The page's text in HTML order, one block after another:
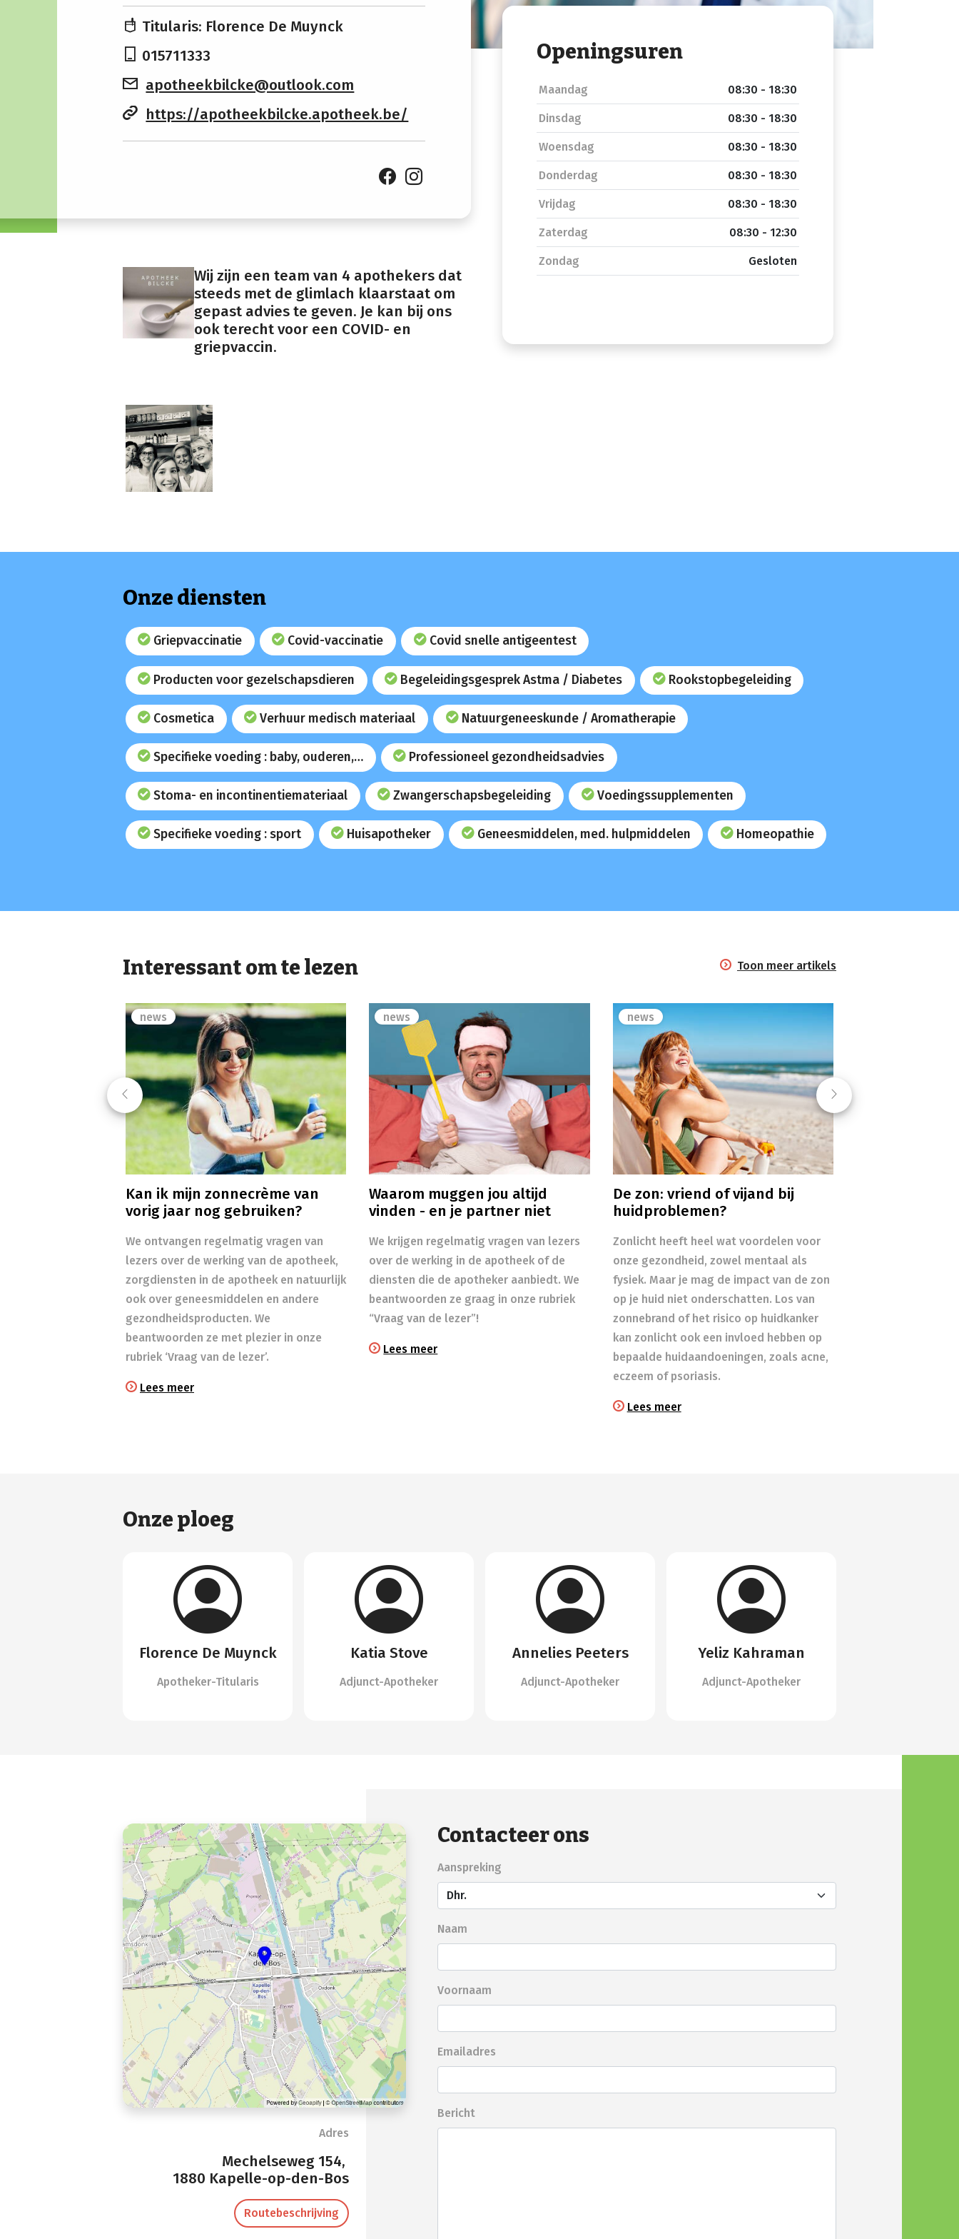
Titularis: Florence De Muynck
015711333
apotheekbilcke@outlook.com
https://apotheekbilcke.apotheek.be/
Openingsuren
Maandag 08:30 - 18:30
Dinsdag 08:30 - 18:30
Woensdag 08:30 - 18:30
Donderdag 08:30 - 18:30
Vrijdag 08:30 - 18:30
Zaterdag 08:30 - 12:30
Zondag Gesloten
Wij zijn een team van 4 apothekers dat
steeds met de glimlach klaarstaat om
gepast advies te geven. Je kan bij ons
ook terecht voor een COVID- en
griepvaccin.
Onze diensten
Griepvaccinatie Covid-vaccinatie Covid snelle antigeentest
Producten voor gezelschapsdieren Begeleidingsgesprek Astma / Diabetes Rookstopbegeleiding
Cosmetica Verhuur medisch materiaal Natuurgeneeskunde / Aromatherapie
Specifieke voeding : baby, ouderen,… Professioneel gezondheidsadvies
Stoma- en incontinentiemateriaal Zwangerschapsbegeleiding Voedingssupplementen
Specifieke voeding : sport Huisapotheker Geneesmiddelen, med. hulpmiddelen Homeopathie
Interessant om te lezen Toon meer artikels
Previous Next
news
Kan ik mijn zonnecrème van
vorig jaar nog gebruiken?
We ontvangen regelmatig vragen van
lezers over de werking van de apotheek,
zorgdiensten in de apotheek en natuurlijk
ook over geneesmiddelen en andere
gezondheidsproducten. We
beantwoorden ze met plezier in onze
rubriek ‘Vraag van de lezer’.
Lees meer
news
Waarom muggen jou altijd
vinden - en je partner niet
We krijgen regelmatig vragen van lezers
over de werking in de apotheek of de
diensten die de apotheker aanbiedt. We
beantwoorden ze graag in onze rubriek
“Vraag van de lezer”!
Lees meer
news
De zon: vriend of vijand bij
huidproblemen?
Zonlicht heeft heel wat voordelen voor
onze gezondheid, zowel mentaal als
fysiek. Maar je mag de impact van de zon
op je huid niet onderschatten. Los van
zonnebrand of het risico op huidkanker
kan zonlicht ook een invloed hebben op
bepaalde huidaandoeningen, zoals acne,
eczeem of psoriasis.
Lees meer
Onze ploeg
Florence De Muynck
Apotheker-Titularis
Katia Stove
Adjunct-Apotheker
Annelies Peeters
Adjunct-Apotheker
Yeliz Kahraman
Adjunct-Apotheker
Adres
Mechelseweg 154,
1880 Kapelle-op-den-Bos
Routebeschrijving
Contacteer ons
Aanspreking
Naam
Voornaam
Emailadres
Bericht